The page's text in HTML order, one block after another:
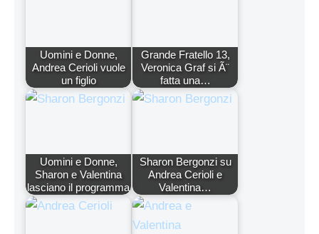
Uomini e Donne,
Andrea Cerioli vuole
un figlio
Grande Fratello 13,
Veronica Graf si Ã¨
fatta una…
Uomini e Donne,
Sharon e Valentina
lasciano il programma
Sharon Bergonzi su
Andrea Cerioli e
Valentina…